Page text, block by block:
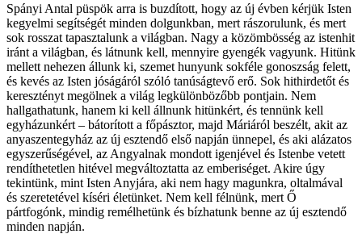
Spányi Antal püspök arra is buzdított, hogy az új évben kérjük Isten
kegyelmi segítségét minden dolgunkban, mert rászorulunk, és mert
sok rosszat tapasztalunk a világban. Nagy a közömbösség az istenhit
iránt a világban, és látnunk kell, mennyire gyengék vagyunk. Hitünk
mellett nehezen állunk ki, szemet hunyunk sokféle gonoszság felett,
és kevés az Isten jóságáról szóló tanúságtevő erő. Sok hithirdetőt és
keresztényt megölnek a világ legkülönbözőbb pontjain. Nem
hallgathatunk, hanem ki kell állnunk hitünkért, és tennünk kell
egyházunkért – bátorított a főpásztor, majd Máriáról beszélt, akit az
anyaszentegyház az új esztendő első napján ünnepel, és aki alázatos
egyszerűségével, az Angyalnak mondott igenjével és Istenbe vetett
rendíthetetlen hitével megváltoztatta az emberiséget. Akire úgy
tekintünk, mint Isten Anyjára, aki nem hagy magunkra, oltalmával
és szeretetével kíséri életünket. Nem kell félnünk, mert Ő
pártfogónk, mindig remélhetünk és bízhatunk benne az új esztendő
minden napján.